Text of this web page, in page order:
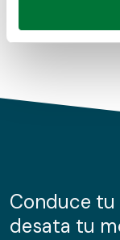
Obtenga más
de cookies.
información
nuestros
Conduce
desata tu